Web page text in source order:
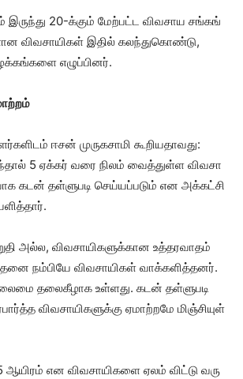
இருந்து 20-க்​கும் மேற்​பட்ட விவ​சாய சங்​கங்​
விவ​சா​யிகள் இதில் கலந்​து​கொண்​டு,
எழுப்​பினர்.
ஈசன் முரு​க​சாமி கூறியதாவது:
5 ஏக்​கர் வரை நிலம் வைத்​துள்ள விவ​சா​
கடன் தள்​ளு​படி செய்​யப்​படும் என அக்​கட்​சி​
அல்ல, விவ​சா​யிகளுக்​கான உத்​தர​வாதம்
நம்​பியே விவ​சா​யிகள் வாக்​களித்​தனர்.
தலைகீழாக உள்​ளது. கடன் தள்​ளு​படி
விவ​சா​யிகளுக்கு ஏமாற்​றமே மிஞ்​சி​யுள்​
ஆயிரம் என விவ​சா​யிகளை ஏலம் விட்டு வரு​